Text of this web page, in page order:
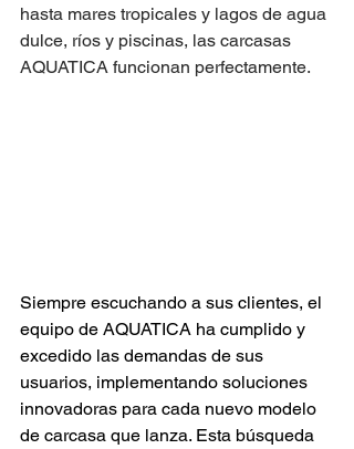
hasta mares tropicales y lagos de agua
dulce, ríos y piscinas, las carcasas
AQUATICA funcionan perfectamente.
Siempre escuchando a sus clientes, el
equipo de AQUATICA ha cumplido y
excedido las demandas de sus
usuarios, implementando soluciones
innovadoras para cada nuevo modelo
de carcasa que lanza. Esta búsqueda